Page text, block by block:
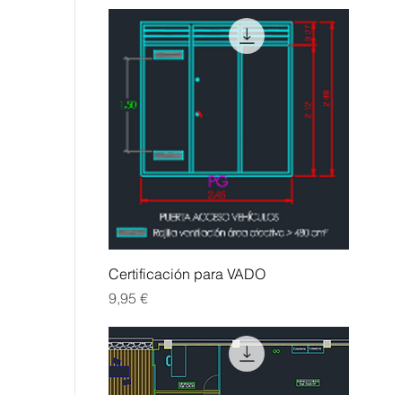
Vista rápida
Certificación para VADO
Precio
9,95 €